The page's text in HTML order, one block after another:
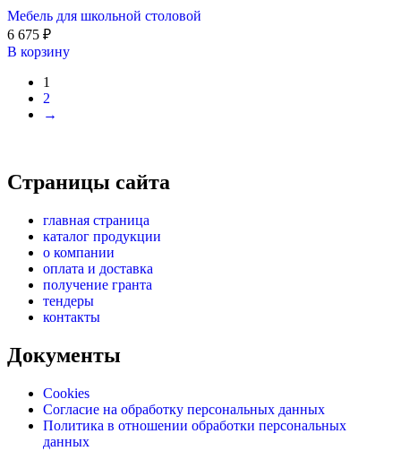
Мебель для школьной столовой
6 675 ₽
В корзину
1
2
→
Страницы сайта
главная страница
каталог продукции
о компании
оплата и доставка
получение гранта
тендеры
контакты
Документы
Cookies
Согласие на обработку персональных данных
Политика в отношении обработки персональных
данных